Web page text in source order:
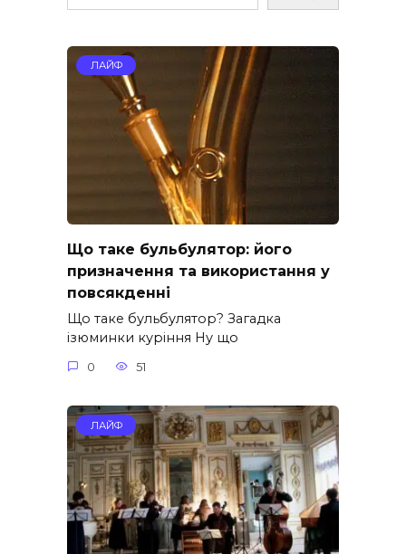
ЛАЙФ
Що таке бульбулятор: його
призначення та використання у
повсякденні
Що таке бульбулятор? Загадка
ізюминки куріння Ну що
0 51
ЛАЙФ